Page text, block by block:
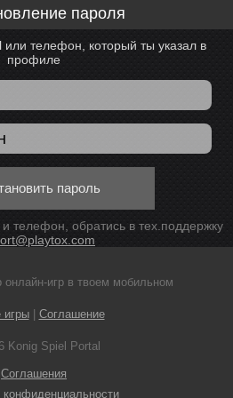
пароля
или телефон, который ты указал в
профиле
пароль
телефон, обратись в тех.поддержку
онлайн-игр в твоем мобильном
игры| Соглашение
Konig Spiel Portal
Соглашения
конфиденциальности